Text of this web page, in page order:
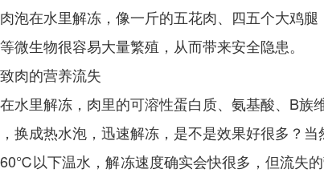
泡在水里解冻，像一斤的五花肉、四五个大鸡
微生物很容易大量繁殖，从而带来安全隐患。
肉的营养流失
水里解冻，肉里的可溶性蛋白质、氨基酸、B族
换成热水泡，迅速解冻，是不是效果好很多？当
以下温水，解冻速度确实会快很多，但流失